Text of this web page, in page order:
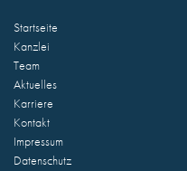
Startseite
Kanzlei
Team
Aktuelles
Karriere
Kontakt
Impressum
Datenschutz